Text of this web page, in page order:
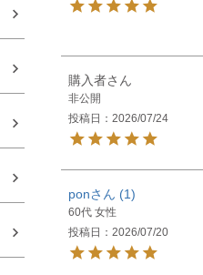
購入者
非公開
投稿日
2026/07/24
pon 1
60代 女性
投稿日
2026/07/20